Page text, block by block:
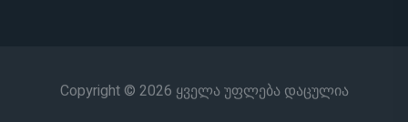
Copyright © 2026 ყველა უფლება დაცულია